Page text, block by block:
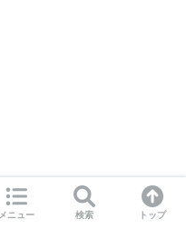
メニュー 検索 トップ